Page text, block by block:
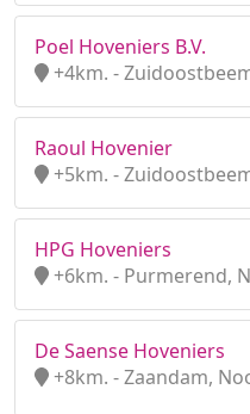
Poel Hoveniers B.V.
+4km. -
Raoul Hovenier
+5km. -
HPG Hoveniers
+6km. - Purmerend,
De Saense Hoveniers
+8km. - Zaandam,